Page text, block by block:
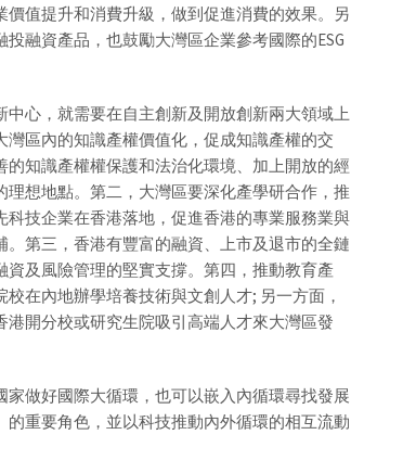
值提升和消費升級，做到促進消費的效果。另
融資產品，也鼓勵大灣區企業參考國際的ESG
心，就需要在自主創新及開放創新兩大領域上
區內的知識產權價值化，促成知識產權的交
知識產權權保護和法治化環境、加上開放的經
想地點。第二，大灣區要深化產學研合作，推
技企業在香港落地，促進香港的專業服務業與
第三，香港有豐富的融資、上市及退市的全鏈
及風險管理的堅實支撐。第四，推動教育產
在內地辦學培養技術與文創人才; 另一方面，
開分校或研究生院吸引高端人才來大灣區發
做好國際大循環，也可以嵌入內循環尋找發展
重要角色，並以科技推動內外循環的相互流動